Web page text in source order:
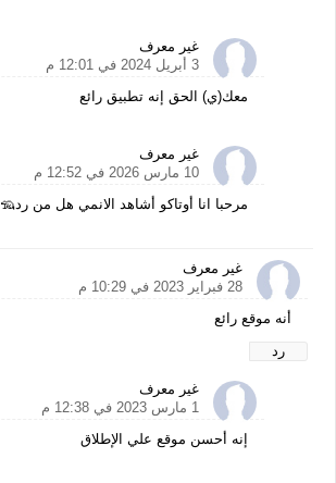
غير معرف
3 أبريل 2024 في 12:01 م
معك(ي) الحق إنه تطبيق رائع
غير معرف
10 مارس 2026 في 12:52 م
مرحبا انا أوتاكو أشاهد الانمي هل من رد🦡
غير معرف
28 فبراير 2023 في 10:29 م
أنه موقع رائع
رد
غير معرف
1 مارس 2023 في 12:38 م
إنه أحسن موقع علي الإطلاق